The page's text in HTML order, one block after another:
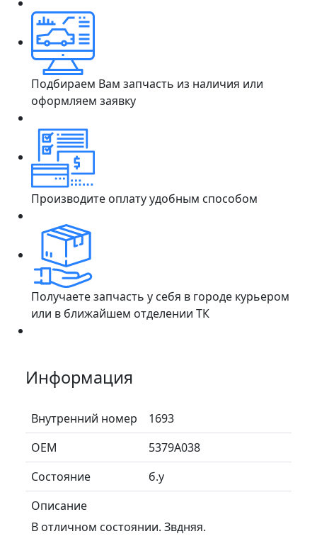
Подбираем Вам запчасть из наличия или
оформляем заявку
Производите оплату удобным способом
Получаете запчасть у себя в городе курьером
или в ближайшем отделении ТК
Информация
Внутренний номер
1693
ОЕМ
5379A038
Состояние
б.у
Описание
В отличном состоянии. Звдняя.